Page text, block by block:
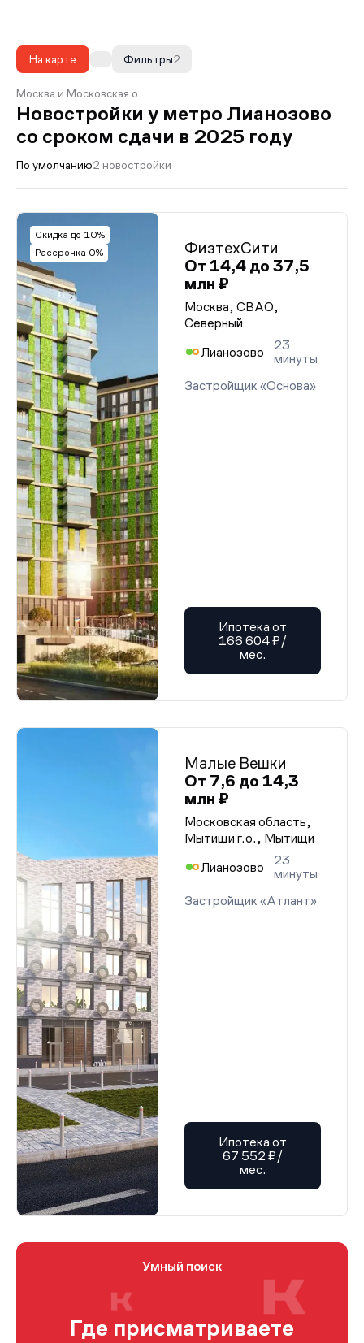
На карте 2
Фильтры
Москва и Московская о.
Новостройки у метро Лианозово
со сроком сдачи в 2025 году
По умолчанию2 новостройки
Скидка до 10%
Рассрочка 0%
ФизтехСити
От 14,4 до 37,5
млн ₽
Москва, СВАО,
Северный
Лианозово
23
минуты
Застройщик «Основа»
Ипотека от
166 604 ₽/
мес.
Малые Вешки
От 7,6 до 14,3
млн ₽
Московская область,
Мытищи г.о., Мытищи
Лианозово
23
минуты
Застройщик «Атлант»
Ипотека от
67 552 ₽/
мес.
Умный поиск
Где присматриваете